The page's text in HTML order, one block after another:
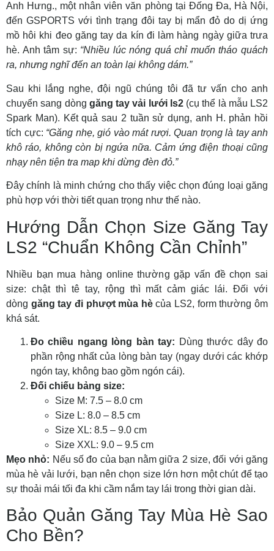
Anh Hưng., một nhân viên văn phòng tại Đống Đa, Hà Nội,
đến GSPORTS với tình trạng đôi tay bị mẩn đỏ do dị ứng
mồ hôi khi đeo găng tay da kín đi làm hàng ngày giữa trưa
hè. Anh tâm sự: “Nhiều lúc nóng quá chỉ muốn tháo quách
ra, nhưng nghĩ đến an toàn lại không dám.”
Sau khi lắng nghe, đội ngũ chúng tôi đã tư vấn cho anh
chuyển sang dòng găng tay vải lưới ls2(cụ thể là mẫu LS2
Spark Man). Kết quả sau 2 tuần sử dụng, anh H. phản hồi
tích cực: “Găng nhẹ, gió vào mát rượi. Quan trọng là tay anh
khô ráo, không còn bị ngứa nữa. Cảm ứng điện thoại cũng
nhạy nên tiện tra map khi dừng đèn đỏ.”
Đây chính là minh chứng cho thấy việc chọn đúng loại găng
phù hợp với thời tiết quan trọng như thế nào.
Hướng Dẫn Chọn Size Găng Tay
LS2 “Chuẩn Không Cần Chỉnh”
Nhiều bạn mua hàng online thường gặp vấn đề chọn sai
size: chật thì tê tay, rộng thì mất cảm giác lái. Đối với
dòng găng tay đi phượt mùa hècủa LS2, form thường ôm
khá sát.
Đo chiều ngang lòng bàn tay: Dùng thước dây đo
phần rộng nhất của lòng bàn tay (ngay dưới các khớp
ngón tay, không bao gồm ngón cái).
Đối chiếu bảng size:
Size M: 7.5 – 8.0 cm
Size L: 8.0 – 8.5 cm
Size XL: 8.5 – 9.0 cm
Size XXL: 9.0 – 9.5 cm
Mẹo nhỏ: Nếu số đo của bạn nằm giữa 2 size, đối với găng
mùa hè vải lưới, bạn nên chọn size lớn hơn một chút để tạo
sự thoải mái tối đa khi cầm nắm tay lái trong thời gian dài.
Bảo Quản Găng Tay Mùa Hè Sao
Cho Bền?